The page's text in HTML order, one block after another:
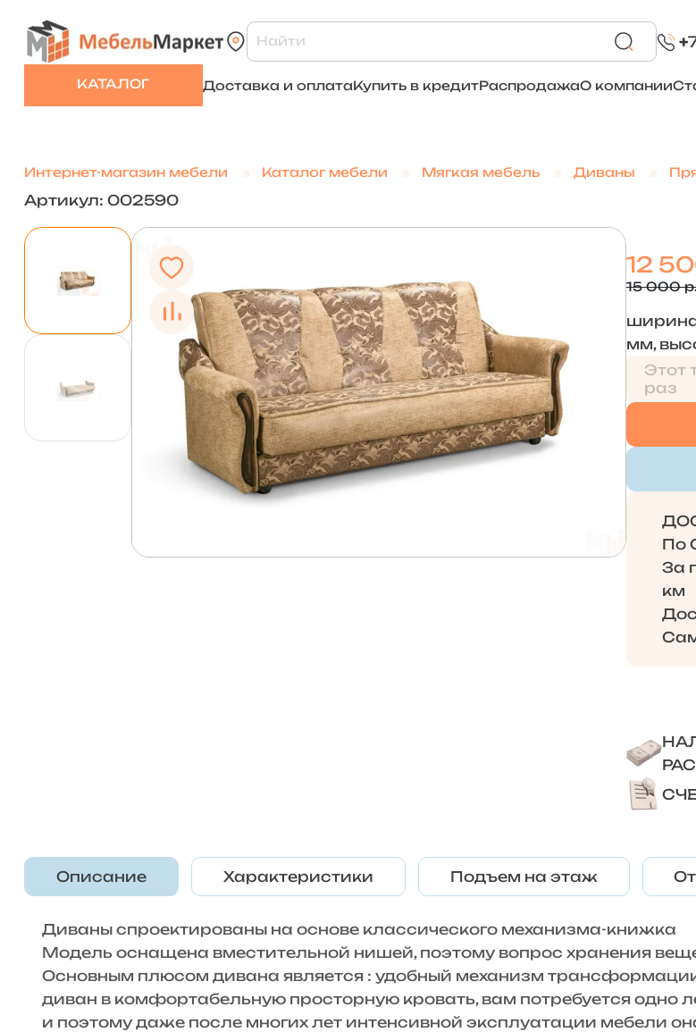
+
КАТАЛОГ Доставка и оплатаКупить в кредитРаспродажаО компании
Интернет-магазин мебели Каталог мебели Мягкая мебель Диваны
Артикул: 002590
12
15 000
мм,
Этот
раз
По
За
км
Описание Характеристики Подъем на этаж
Диваны спроектированы на основе классического механизма-книжка
Модель оснащена вместительной нишей, поэтому вопрос хранения
Основным плюсом дивана является : удобный механизм трансформации
диван в комфортабельную просторную кровать, вам потребуется одно
и поэтому даже после многих лет интенсивной эксплуатации мебели